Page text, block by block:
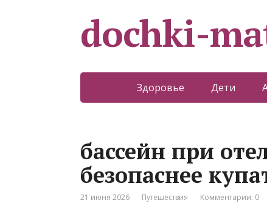
dochki-
Здоровье Дети
бассейн при
безопаснее
21 июня 2026 Путешествия Комментарии: 0